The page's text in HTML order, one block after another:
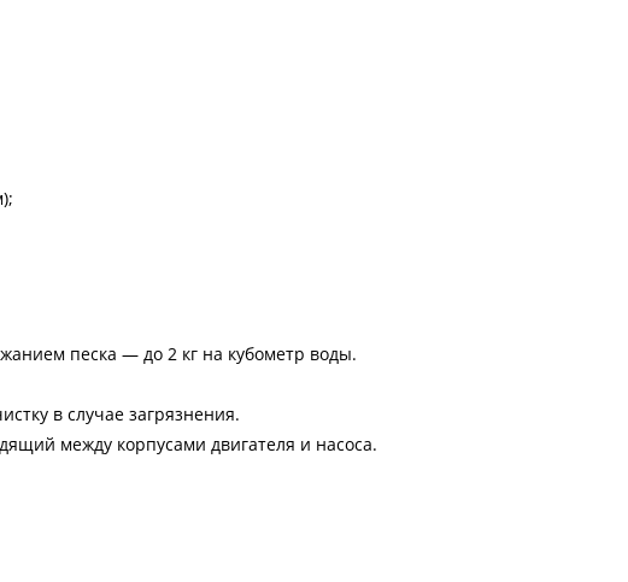
песка — до 2 кг на кубометр воды.
в случае загрязнения.
между корпусами двигателя и насоса.